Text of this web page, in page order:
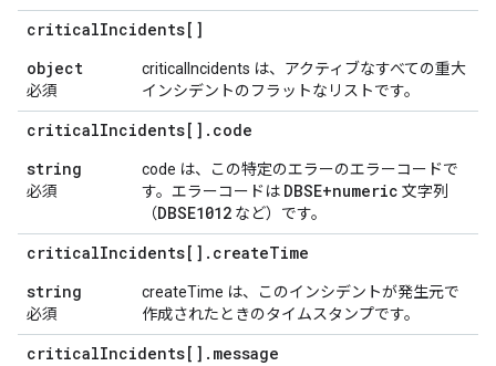
criticalIncidents[]
object
必須
criticalIncidents は、アクティブなすべての重大
インシデントのフラットなリストです。
criticalIncidents[] . code
string
必須
code は、この特定のエラーのエラーコードで
す。エラーコードは DBSE+numeric 文字列
（DBSE1012 など）です。
criticalIncidents[] . createTime
string
必須
createTime は、このインシデントが発生元で
作成されたときのタイムスタンプです。
criticalIncidents[] . message